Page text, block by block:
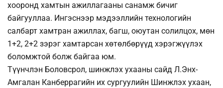
хооронд хамтын ажиллагааны санамж бичиг
байгууллаа. Ингэснээр мэдээллийн технологийн
салбарт хамтран ажиллах, багш, оюутан солилцох, мөн
1+2, 2+2 зэрэг хамтарсан хөтөлбөрүүд хэрэгжүүлэх
боломжтой болж байгаа юм.
Түүнчлэн Боловсрол, шинжлэх ухааны сайд Л.Энх-
Амгалан Канберрагийн их сургуулийн Шинжлэх ухаан,